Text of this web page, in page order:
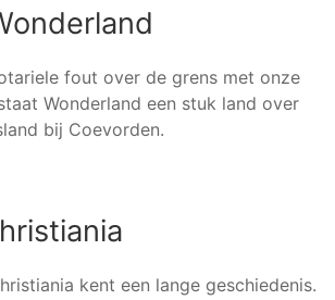
fout over de grens met onze
Wonderland een stuk land over
bij Coevorden.
kent een lange geschiedenis.